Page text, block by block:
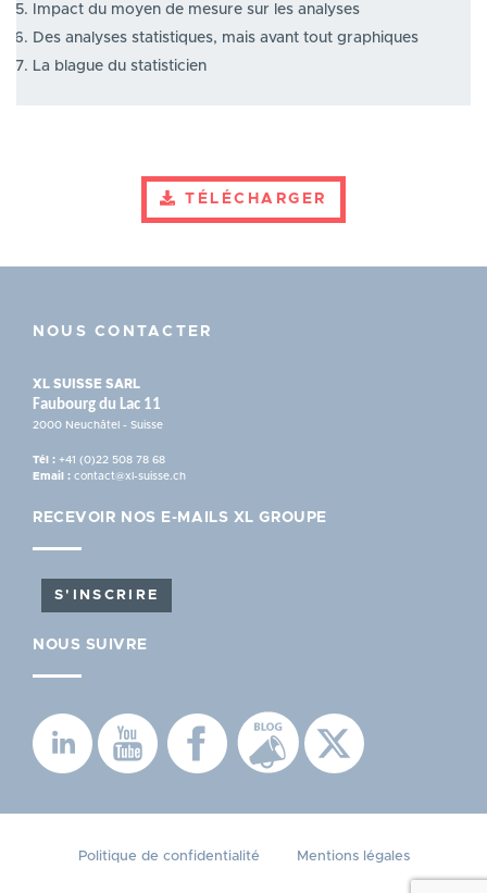
Impact du moyen de mesure sur les analyses
Des analyses statistiques, mais avant tout graphiques
La blague du statisticien
TÉLÉCHARGER
NOUS CONTACTER
XL SUISSE SARL
Faubourg du Lac 11
2000 Neuchâtel - Suisse
Tél : +41 (0)22 508 78 68
Email : contact@xl-suisse.ch
RECEVOIR NOS E-MAILS XL GROUPE
S'INSCRIRE
NOUS SUIVRE
Politique de confidentialité Mentions légales